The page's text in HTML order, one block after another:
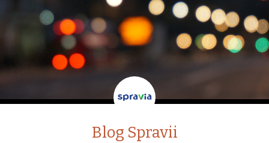
Blog Spravii